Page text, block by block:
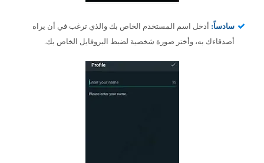
سادساً: أدخل اسم المستخدم الخاص بك والذي ترغب في أن يراه
أصدقاءك به، وأختر صورة شخصية لضبط البروفايل الخاص بك.